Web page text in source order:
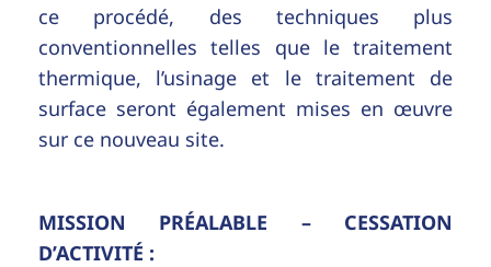
ce procédé, des techniques plus
conventionnelles telles que le traitement
thermique, l’usinage et le traitement de
surface seront également mises en œuvre
sur ce nouveau site.
MISSION PRÉALABLE – CESSATION
D’ACTIVITÉ :